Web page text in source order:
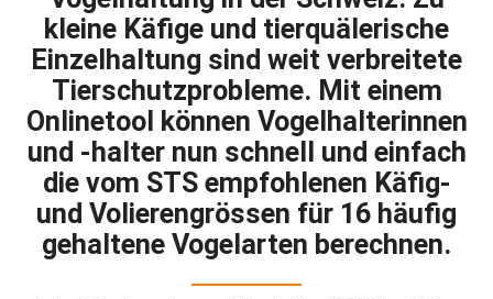
kleine Käfige und tierquälerische
Einzelhaltung sind weit verbreitete
Tierschutzprobleme. Mit einem
Onlinetool können Vogelhalterinnen
und -halter nun schnell und einfach
die vom STS empfohlenen Käfig-
und Volierengrössen für 16 häufig
gehaltene Vogelarten berechnen.